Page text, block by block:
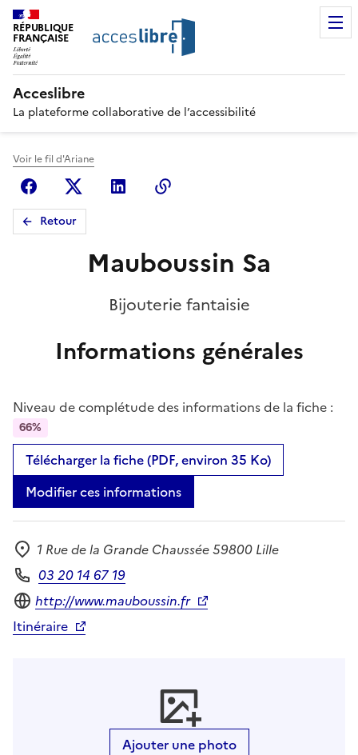
RÉPUBLIQUE
FRANÇAISE
Acceslibre
La plateforme collaborative de l’accessibilité
Voir le fil d'Ariane
FacebookX (anciennement Twitter)
Linkedin
Retour
Mauboussin Sa
Bijouterie fantaisie
Informations générales
Niveau de complétude des informations de la fiche :
66%
Télécharger la fiche (PDF, environ 35 Ko)
Modifier ces informations
Adresse
1 Rue de la Grande Chaussée 59800 Lille
Téléphone
03 20 14 67 19
Site internet
http://www.mauboussin.fr
Itinéraire
Ajouter une photo